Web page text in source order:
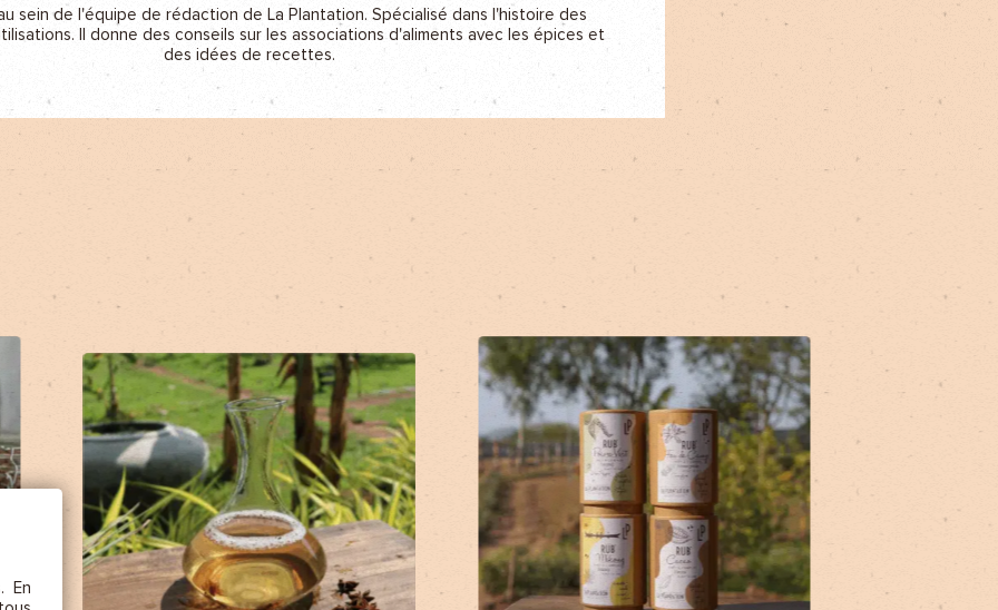
sein de l'équipe de rédaction de La Plantation. Spécialisé dans l'histoire des
Il donne des conseils sur les associations d'aliments avec les épices et
des idées de recettes.
En
au